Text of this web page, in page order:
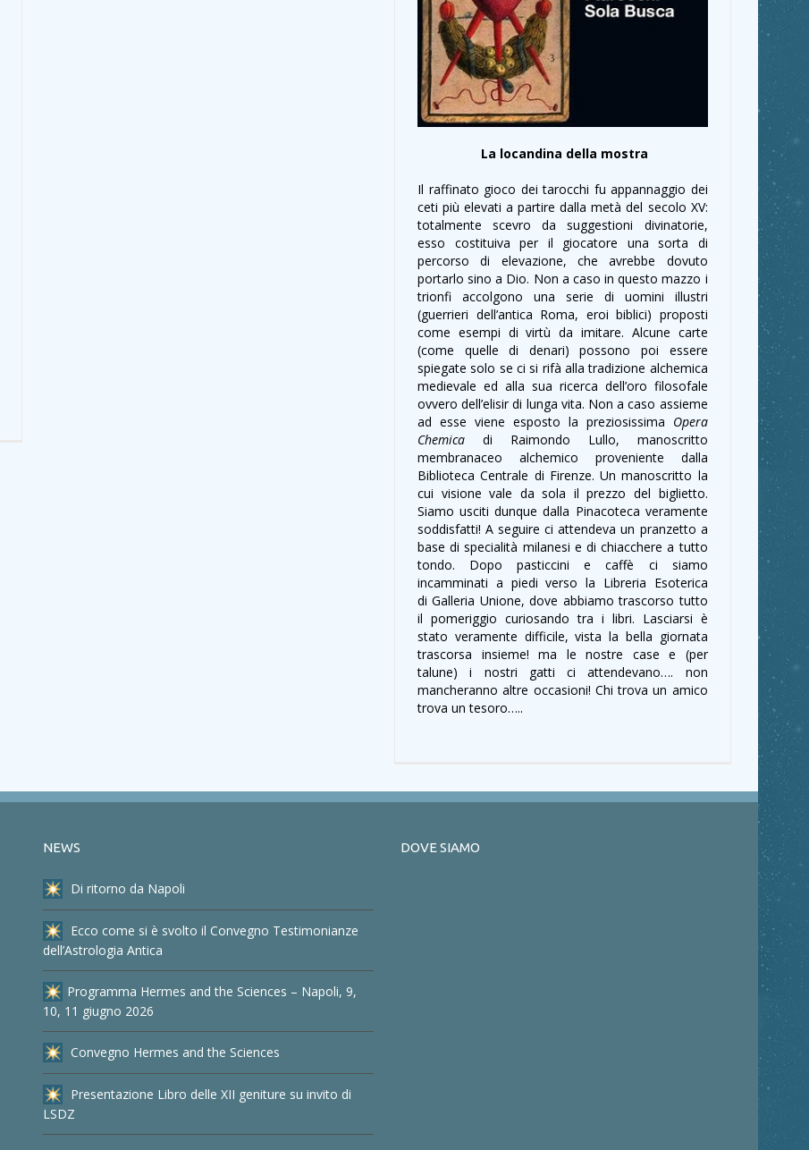
La locandina della mostra
Il raffinato gioco dei tarocchi fu appannaggio dei
ceti più elevati a partire dalla metà del secolo XV:
totalmente scevro da suggestioni divinatorie,
esso costituiva per il giocatore una sorta di
percorso di elevazione, che avrebbe dovuto
portarlo sino a Dio. Non a caso in questo mazzo i
trionfi accolgono una serie di uomini illustri
(guerrieri dell’antica Roma, eroi biblici) proposti
come esempi di virtù da imitare. Alcune carte
(come quelle di denari) possono poi essere
spiegate solo se ci si rifà alla tradizione alchemica
medievale ed alla sua ricerca dell’oro filosofale
ovvero dell’elisir di lunga vita. Non a caso assieme
ad esse viene esposto la preziosissima Opera
Chemica di Raimondo Lullo, manoscritto
membranaceo alchemico proveniente dalla
Biblioteca Centrale di Firenze. Un manoscritto la
cui visione vale da sola il prezzo del biglietto.
Siamo usciti dunque dalla Pinacoteca veramente
soddisfatti! A seguire ci attendeva un pranzetto a
base di specialità milanesi e di chiacchere a tutto
tondo. Dopo pasticcini e caffè ci siamo
incamminati a piedi verso la Libreria Esoterica
di Galleria Unione, dove abbiamo trascorso tutto
il pomeriggio curiosando tra i libri. Lasciarsi è
stato veramente difficile, vista la bella giornata
trascorsa insieme! ma le nostre case e (per
talune) i nostri gatti ci attendevano…. non
mancheranno altre occasioni! Chi trova un amico
trova un tesoro…..
NEWS
Di ritorno da Napoli
Ecco come si è svolto il Convegno Testimonianze
dell’Astrologia Antica
Programma Hermes and the Sciences – Napoli, 9,
10, 11 giugno 2026
Convegno Hermes and the Sciences
Presentazione Libro delle XII geniture su invito di
LSDZ
DOVE SIAMO